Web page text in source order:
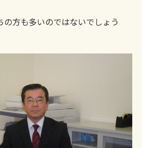
の方も多いのではないでしょう